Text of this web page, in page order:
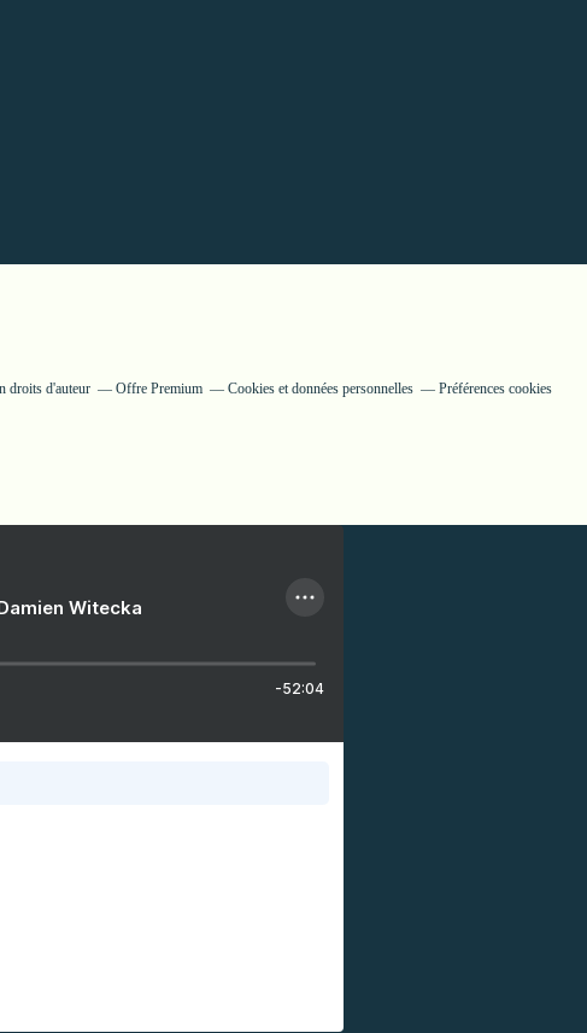
droits d'auteur Offre Premium Cookies et données personnelles Préférences cookies
Witecka
-52:04